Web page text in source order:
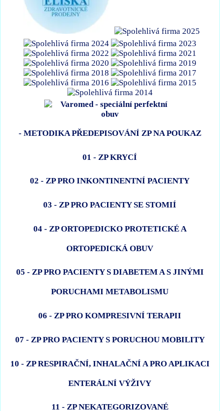
- METODIKA PŘEDEPISOVÁNÍ ZP NA POUKAZ
01 - ZP KRYCÍ
02 - ZP PRO INKONTINENTNÍ PACIENTY
03 - ZP PRO PACIENTY SE STOMIÍ
04 - ZP ORTOPEDICKO PROTETICKÉ A
ORTOPEDICKÁ OBUV
05 - ZP PRO PACIENTY S DIABETEM A S JINÝMI
PORUCHAMI METABOLISMU
06 - ZP PRO KOMPRESIVNÍ TERAPII
07 - ZP PRO PACIENTY S PORUCHOU MOBILITY
10 - ZP RESPIRAČNÍ, INHALAČNÍ A PRO APLIKACI
ENTERÁLNÍ VÝŽIVY
11 - ZP NEKATEGORIZOVANÉ